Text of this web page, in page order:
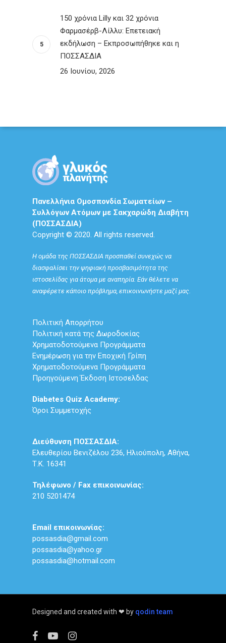
150 χρόνια Lilly και 32 χρόνια
Φαρμασέρβ-Λίλλυ: Eπετειακή
εκδήλωση – Εκπροσωπήθηκε και η
ΠΟΣΣΑΣΔΙΑ
26 Ιουνίου, 2026
Πανελλήνια Ομοσπονδία Σωματείων –
Συλλόγων Ατόμων με Σακχαρώδη Διαβήτη
(ΠΟΣΣΑΣΔΙΑ)
Copyright © 2020. All rights reserved.
Η ομάδα της ΠΟΣΣΑΣΔΙΑ προσπαθεί συνεχώς να
διασφαλίσει την ψηφιακή προσβασιμότητα της
ιστοσελίδας για άτομα με αναπηρία. Εάν θέλετε να
αναφέρετε κάποιο πρόβλημα, επικοινωνήστε μαζί μας.
Πολιτική Απορρήτου
Πολιτική κατά της Δωροδοκίας
Χρηματοδοτούμενα Προγράμματα
Ενημέρωση για την Εποχική Γρίπη
Χρηματοδοτούμενα Προγράμματα
Προηγούμενη Έκδοση Ιστοσελδας
Diabetes Quiz Academy:
Όροι Συμμετοχής
Διεύθυνση ΠΟΣΣΑΣΔΙΑ:
Ελευθερίου Βενιζέλου 236, Ηλιούπολη, Αθήνα,
Τ.Κ. 16341
Τηλέφωνο / Fax επικοινωνίας:
210 5201474
Email επικοινωνίας:
possasdia@gmail.com
possasdia@yahoo.gr
possasdia@hotmail.com
Designed and created with ❤ by qodin team
facebookyoutubeinstagram